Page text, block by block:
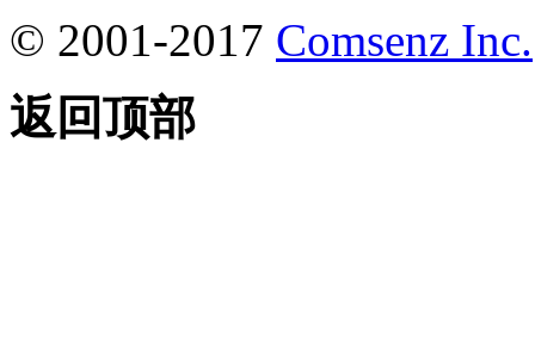
© 2001-2017 Comsenz Inc.
返回顶部